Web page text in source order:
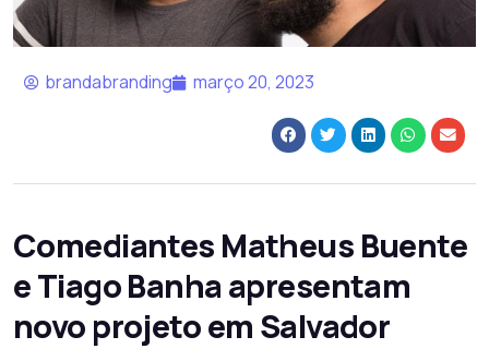
brandabranding março 20, 2023
Comediantes Matheus Buente
e Tiago Banha apresentam
novo projeto em Salvador